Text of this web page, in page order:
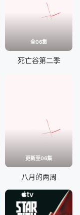
全06集
死亡谷第二季
更新至06集
八月的两周